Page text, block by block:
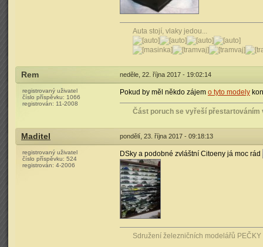
Auta stojí, vlaky jedou...
Rem neděle, 22. října 2017 - 19:02:14
registrovaný uživatel
číslo příspěvku: 1066
registrován: 11-2008
Pokud by měl někdo zájem o tyto modely
Část poruch se vyřeší přestartováním
Maditel pondělí, 23. října 2017 - 09:18:13
registrovaný uživatel
číslo příspěvku: 524
registrován: 4-2006
DSky a podobné zvláštní Citoeny já moc rád
Sdružení železničních modelářů PEČKY